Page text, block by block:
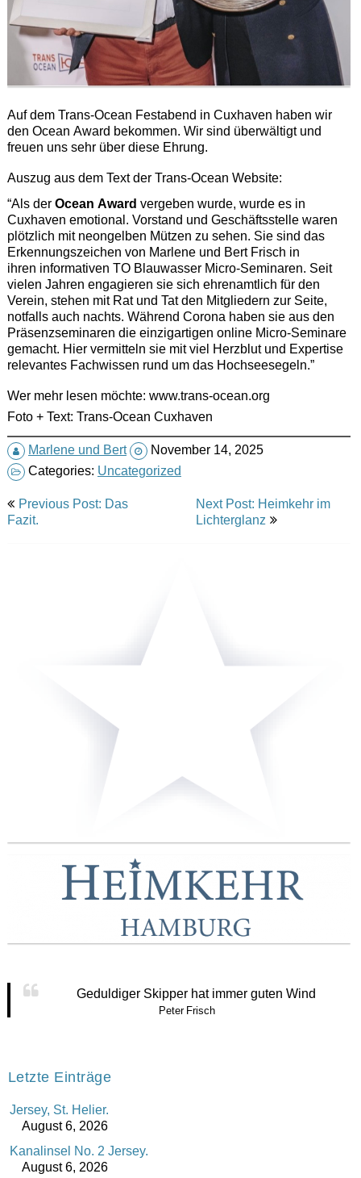
Auf dem Trans-Ocean Festabend in Cuxhaven haben wir
den Ocean Award bekommen. Wir sind überwältigt und
freuen uns sehr über diese Ehrung.
Auszug aus dem Text der Trans-Ocean Website:
“Als der Ocean Award vergeben wurde, wurde es in
Cuxhaven emotional. Vorstand und Geschäftsstelle waren
plötzlich mit neongelben Mützen zu sehen. Sie sind das
Erkennungszeichen von Marlene und Bert Frisch in
ihren informativen TO Blauwasser Micro-Seminaren. Seit
vielen Jahren engagieren sie sich ehrenamtlich für den
Verein, stehen mit Rat und Tat den Mitgliedern zur Seite,
notfalls auch nachts. Während Corona haben sie aus den
Präsenzseminaren die einzigartigen online Micro-Seminare
gemacht. Hier vermitteln sie mit viel Herzblut und Expertise
relevantes Fachwissen rund um das Hochseesegeln.”
Wer mehr lesen möchte: www.trans-ocean.org
Foto + Text: Trans-Ocean Cuxhaven
Marlene und Bert
November 14, 2025
Categories: Uncategorized
Post
navigation
Previous Post: Das
Fazit.
Next Post: Heimkehr im
Lichterglanz
Geduldiger Skipper hat immer guten Wind
Peter Frisch
Letzte Einträge
Jersey, St. Helier.
August 6, 2026
Kanalinsel No. 2 Jersey.
August 6, 2026